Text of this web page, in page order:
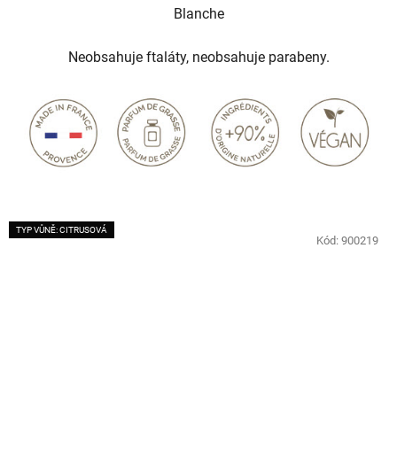
Blanche
Neobsahuje ftaláty, neobsahuje parabeny.
TYP VŮNĚ: CITRUSOVÁ
Kód: 900219